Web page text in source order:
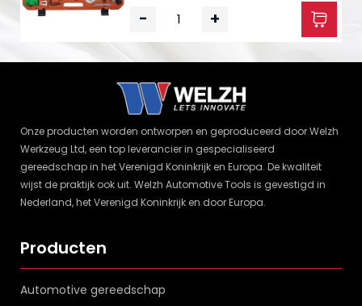
- +
Onze producten worden ontworpen en geproduceerd door Welzh
Werkzeug Ltd, een top leverancier in gespecialiseerd
gereedschap in het Verenigd Koninkrijk en Europa. De kwaliteit
wijst de praktijk ook uit. Welzh Automotive Tools is gevestigd in
Nederland, het Verenigd Koninkrijk en door Europa.
Producten
Automotive gereedschap